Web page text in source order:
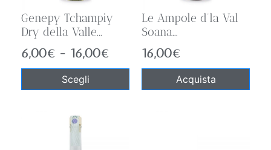
Genepy Tchampiy
Dry della Valle...
6,00€ - 16,00€
Scegli
Le Ampole d’la Val
Soana...
16,00€
Acquista